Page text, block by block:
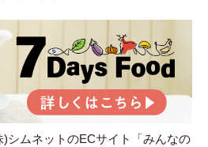
シムネットのECサイト「みんなの